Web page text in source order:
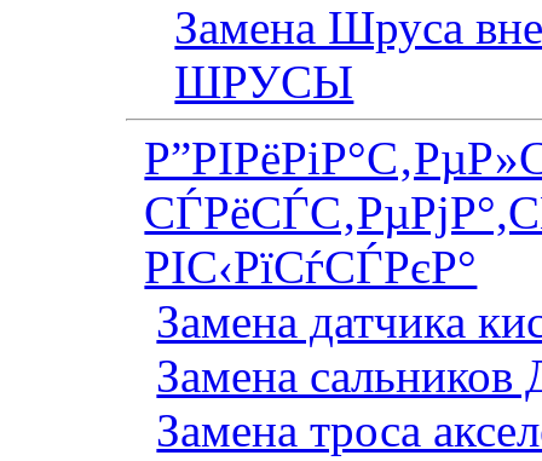
Замена Шруса
ШРУСЫ
РІС‹РїСѓСЃРєР°
Замена датчика
Замена сальников
Замена троса